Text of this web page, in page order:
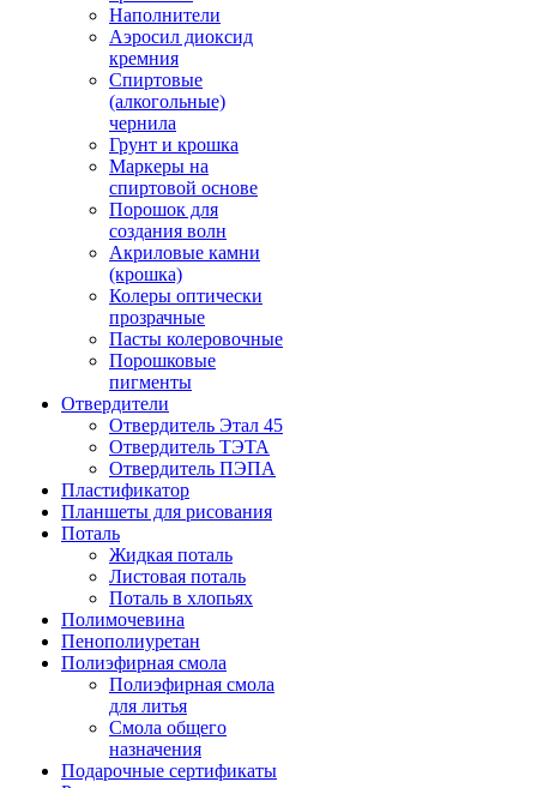
Наполнители
Аэросил диоксид
кремния
Спиртовые
(алкогольные)
чернила
Грунт и крошка
Маркеры на
спиртовой основе
Порошок для
создания волн
Акриловые камни
(крошка)
Колеры оптически
прозрачные
Пасты колеровочные
Порошковые
пигменты
Отвердители
Отвердитель Этал 45
Отвердитель ТЭТА
Отвердитель ПЭПА
Пластификатор
Планшеты для рисования
Поталь
Жидкая поталь
Листовая поталь
Поталь в хлопьях
Полимочевина
Пенополиуретан
Полиэфирная смола
Полиэфирная смола
для литья
Смола общего
назначения
Подарочные сертификаты